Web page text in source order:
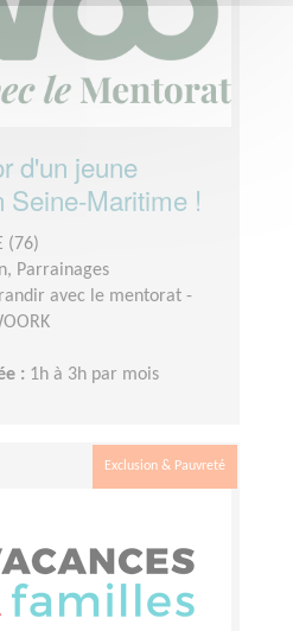
d'un jeune
Seine-Maritime !
(76)
Parrainages
avec le mentorat -
: 1h à 3h par mois
Exclusion & Pauvreté